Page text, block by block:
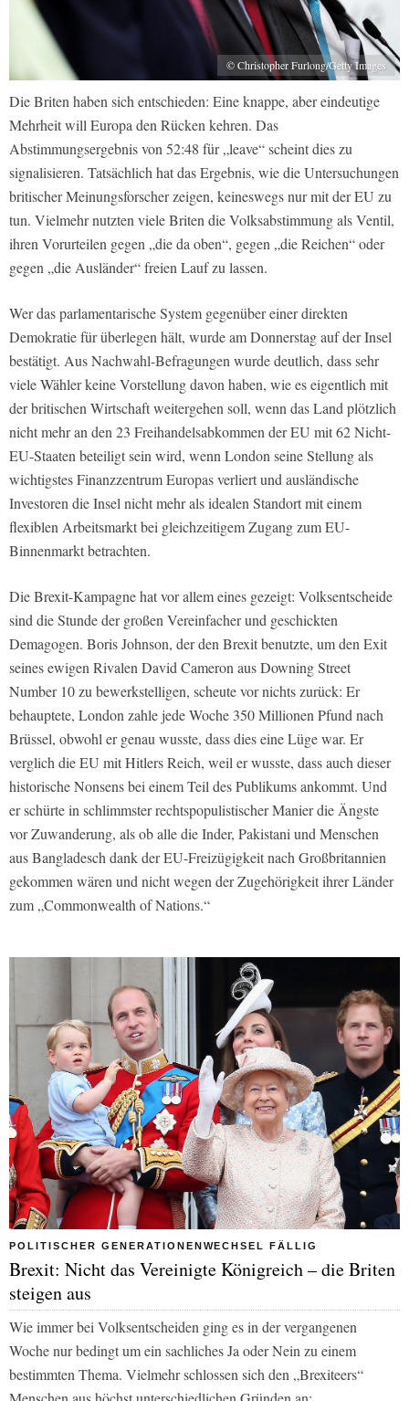
© Christopher Furlong/Getty Images
Die Briten haben sich entschieden: Eine knappe, aber eindeutige
Mehrheit will Europa den Rücken kehren. Das
Abstimmungsergebnis von 52:48 für „leave“ scheint dies zu
signalisieren. Tatsächlich hat das Ergebnis, wie die Untersuchungen
britischer Meinungsforscher zeigen, keineswegs nur mit der EU zu
tun. Vielmehr nutzten viele Briten die Volksabstimmung als Ventil,
ihren Vorurteilen gegen „die da oben“, gegen „die Reichen“ oder
gegen „die Ausländer“ freien Lauf zu lassen.
Wer das parlamentarische System gegenüber einer direkten
Demokratie für überlegen hält, wurde am Donnerstag auf der Insel
bestätigt. Aus Nachwahl-Befragungen wurde deutlich, dass sehr
viele Wähler keine Vorstellung davon haben, wie es eigentlich mit
der britischen Wirtschaft weitergehen soll, wenn das Land plötzlich
nicht mehr an den 23 Freihandelsabkommen der EU mit 62 Nicht-
EU-Staaten beteiligt sein wird, wenn London seine Stellung als
wichtigstes Finanzzentrum Europas verliert und ausländische
Investoren die Insel nicht mehr als idealen Standort mit einem
flexiblen Arbeitsmarkt bei gleichzeitigem Zugang zum EU-
Binnenmarkt betrachten.
Die Brexit-Kampagne hat vor allem eines gezeigt: Volksentscheide
sind die Stunde der großen Vereinfacher und geschickten
Demagogen. Boris Johnson, der den Brexit benutzte, um den Exit
seines ewigen Rivalen David Cameron aus Downing Street
Number 10 zu bewerkstelligen, scheute vor nichts zurück: Er
behauptete, London zahle jede Woche 350 Millionen Pfund nach
Brüssel, obwohl er genau wusste, dass dies eine Lüge war. Er
verglich die EU mit Hitlers Reich, weil er wusste, dass auch dieser
historische Nonsens bei einem Teil des Publikums ankommt. Und
er schürte in schlimmster rechtspopulistischer Manier die Ängste
vor Zuwanderung, als ob alle die Inder, Pakistani und Menschen
aus Bangladesch dank der EU-Freizügigkeit nach Großbritannien
gekommen wären und nicht wegen der Zugehörigkeit ihrer Länder
zum „Commonwealth of Nations.“
POLITISCHER GENERATIONENWECHSEL FÄLLIG
Brexit: Nicht das Vereinigte Königreich – die Briten
steigen aus
Wie immer bei Volksentscheiden ging es in der vergangenen
Woche nur bedingt um ein sachliches Ja oder Nein zu einem
bestimmten Thema. Vielmehr schlossen sich den „Brexiteers“